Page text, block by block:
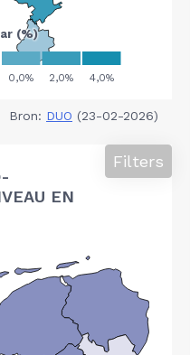
Bron: DUO (23-02-2026)
EN
Filters